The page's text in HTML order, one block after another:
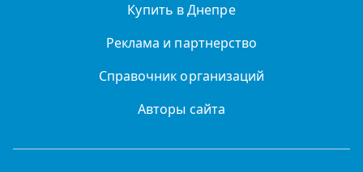
Купить в Днепре
Реклама и партнерство
Справочник организаций
Авторы сайта